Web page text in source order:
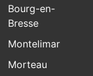
Bourg-en-
Bresse
Montelimar
Morteau